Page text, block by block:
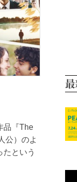
品『The
公）のよ
という